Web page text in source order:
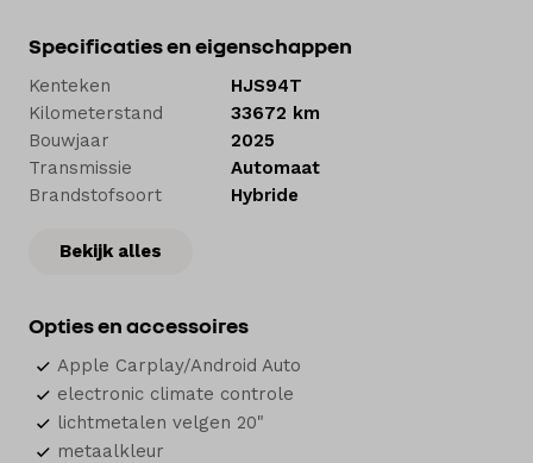
zo’n 5.000 nieuwe en tweedehands auto’s. Voor jezelf
of je bedrijf. Om te kopen of te leasen. Wij
onderhouden je auto in onze werkplaatsen en
herstellen een schade als dat nodig is. En natuurlijk
helpen we je bij de financiering of verzekering.
Nederland.
Specificaties en eigenschappen
Kenteken
HJS94T
Kilometerstand
33672 km
Bouwjaar
2025
Transmissie
Automaat
Brandstofsoort
Hybride
Bekijk alles
Opties en accessoires
Apple Carplay/Android Auto
electronic climate controle
lichtmetalen velgen 20"
metaalkleur